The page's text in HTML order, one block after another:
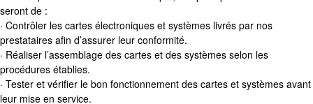
seront de :
· Contrôler les cartes électroniques et systèmes livrés par nos
prestataires afin d’assurer leur conformité.
· Réaliser l’assemblage des cartes et des systèmes selon les
procédures établies.
· Tester et vérifier le bon fonctionnement des cartes et systèmes avant
leur mise en service.